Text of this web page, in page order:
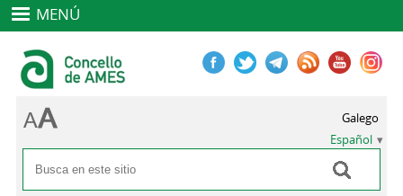
MENÚ
Formulario de búsqueda
Buscar
Galego
Español